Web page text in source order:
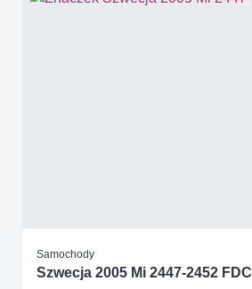
Samochody
Szwecja 2005 Mi 2447-2452 FDC